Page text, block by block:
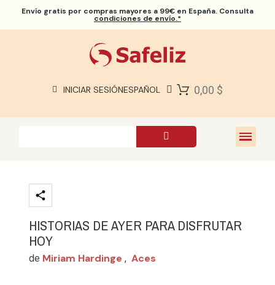
Envío gratis por compras mayores a 99€ en España. Consulta
condiciones de envío.*
INICIAR SESIÓNESPAÑOL 0,00 $
HISTORIAS DE AYER PARA DISFRUTAR
HOY
de Miriam Hardinge , Aces